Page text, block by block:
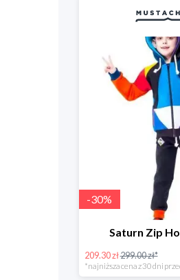
-30%
Saturn Zip
209.30 zł299.00 zł*
*najniższa cena z 30 dni